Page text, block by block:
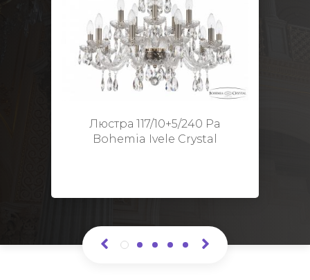
Люстра 117/10+5/240 Pa
Bohemia Ivele Crystal
Тип: Стеклянный рожок
Цвет арматуры: Патина/
Кол-во ламп: 15
Диаметр: 70 см